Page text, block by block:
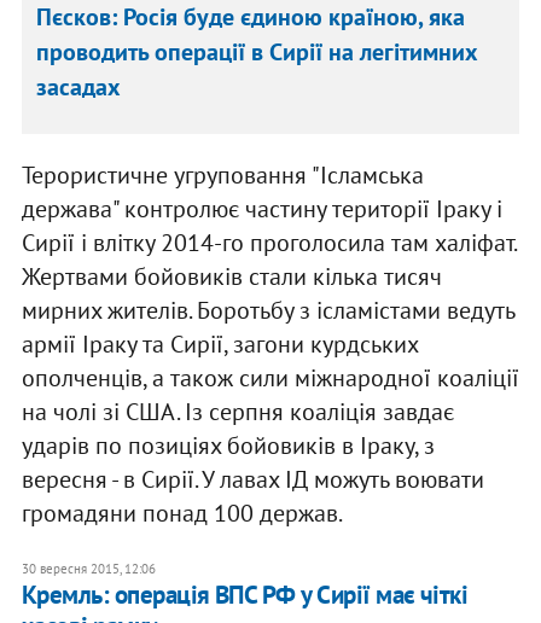
Пєсков: Росія буде єдиною країною, яка
проводить операції в Сирії на легітимних
засадах
Терористичне угруповання "Ісламська
держава" контролює частину території Іраку і
Сирії і влітку 2014-го проголосила там халіфат.
Жертвами бойовиків стали кілька тисяч
мирних жителів. Боротьбу з ісламістами ведуть
армії Іраку та Сирії, загони курдських
ополченців, а також сили міжнародної коаліції
на чолі зі США. Із серпня коаліція завдає
ударів по позиціях бойовиків в Іраку, з
вересня - в Сирії. У лавах ІД можуть воювати
громадяни понад 100 держав.
30 вересня 2015, 12:06
Кремль: операція ВПС РФ у Сирії має чіткі